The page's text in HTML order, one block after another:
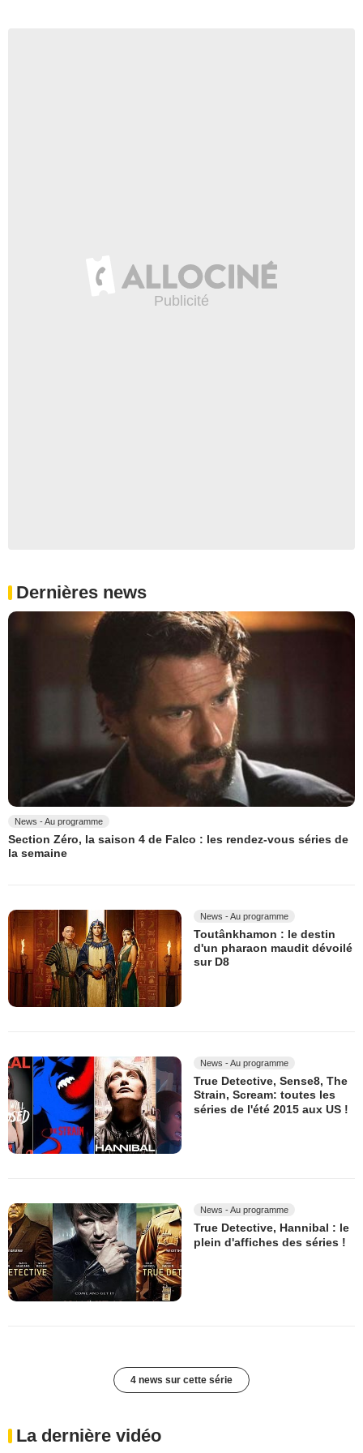
Dernières news
News - Au programme
Section Zéro, la saison 4 de Falco : les rendez-vous séries de
la semaine
News - Au programme
Toutânkhamon : le destin
d'un pharaon maudit dévoilé
sur D8
News - Au programme
True Detective, Sense8, The
Strain, Scream: toutes les
séries de l'été 2015 aux US !
News - Au programme
True Detective, Hannibal : le
plein d'affiches des séries !
4 news sur cette série
La dernière vidéo